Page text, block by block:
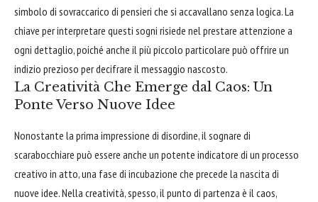
simbolo di sovraccarico di pensieri che si accavallano senza logica. La
chiave per interpretare questi sogni risiede nel prestare attenzione a
ogni dettaglio, poiché anche il più piccolo particolare può offrire un
indizio prezioso per decifrare il messaggio nascosto.
La Creatività Che Emerge dal Caos: Un
Ponte Verso Nuove Idee
Nonostante la prima impressione di disordine, il sognare di
scarabocchiare può essere anche un potente indicatore di un processo
creativo in atto, una fase di incubazione che precede la nascita di
nuove idee. Nella creatività, spesso, il punto di partenza è il caos,